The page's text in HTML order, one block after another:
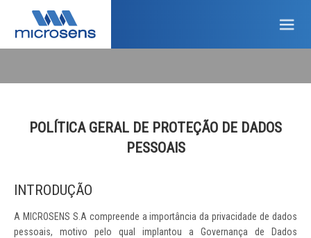
POLÍTICA GERAL DE PROTEÇÃO DE DADOS
PESSOAIS
INTRODUÇÃO
A MICROSENS S.A compreende a importância da privacidade de dados
pessoais, motivo pelo qual implantou a Governança de Dados